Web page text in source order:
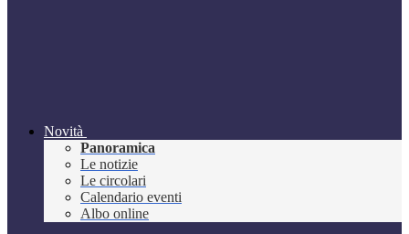
Novità
Panoramica
Le notizie
Le circolari
Calendario eventi
Albo online